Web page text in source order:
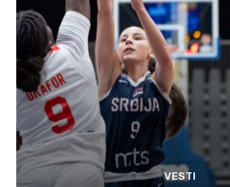
VESTI